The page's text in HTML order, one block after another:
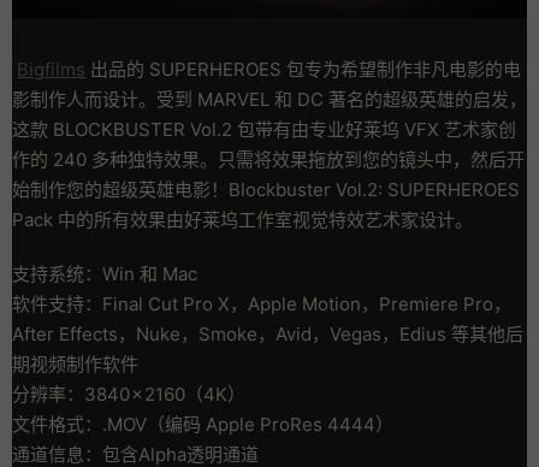
Bigfilms 出品的 SUPERHEROES 包专为希望制作非凡电影的电
影制作人而设计。受到 MARVEL 和 DC 著名的超级英雄的启发，
这款 BLOCKBUSTER Vol.2 包带有由专业好莱坞 VFX 艺术家创
作的 240 多种独特效果。只需将效果拖放到您的镜头中，然后开
始制作您的超级英雄电影！Blockbuster Vol.2: SUPERHEROES
Pack 中的所有效果由好莱坞工作室视觉特效艺术家设计。
支持系统：Win 和 Mac
软件支持：Final Cut Pro X，Apple Motion，Premiere Pro，
After Effects，Nuke，Smoke，Avid，Vegas，Edius 等其他后
期视频制作软件
分辨率：3840 × 2160（4K）
文件格式：.MOV（编码 Apple ProRes 4444）
通道信息：包含Alpha透明通道